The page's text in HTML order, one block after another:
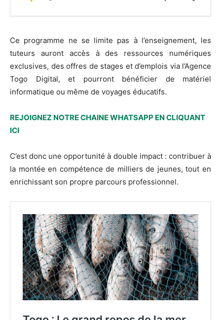
Ce programme ne se limite pas à l’enseignement, les
tuteurs auront accès à des ressources numériques
exclusives, des offres de stages et d’emplois via l’Agence
Togo Digital, et pourront bénéficier de matériel
informatique ou même de voyages éducatifs.
REJOIGNEZ NOTRE CHAINE WHATSAPP EN CLIQUANT
ICI
C’est donc une opportunité à double impact : contribuer à
la montée en compétence de milliers de jeunes, tout en
enrichissant son propre parcours professionnel.